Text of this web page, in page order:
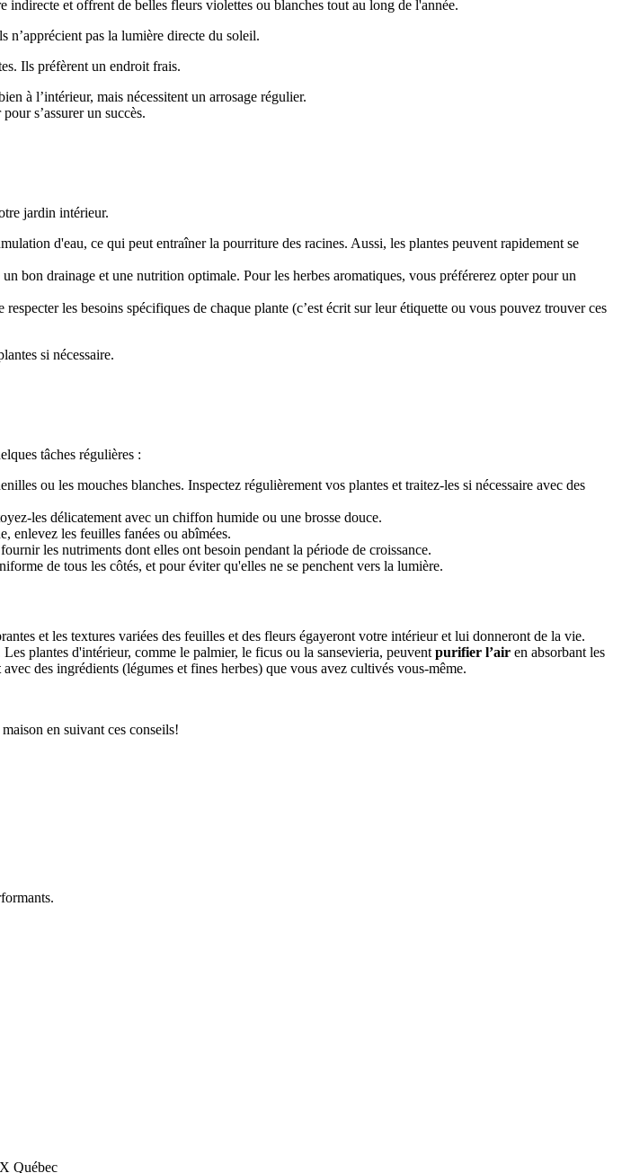
et offrent de belles fleurs violettes ou blanches tout au long de l'année.
n’apprécient pas la lumière directe du soleil.
Ils préfèrent un endroit frais.
à l’intérieur, mais nécessitent un arrosage régulier.
s’assurer un succès.
jardin intérieur.
d'eau, ce qui peut entraîner la pourriture des racines. Aussi, les plantes peuvent rapidement se
bon drainage et une nutrition optimale. Pour les herbes aromatiques, vous préférerez opter pour un
les besoins spécifiques de chaque plante (c’est écrit sur leur étiquette ou vous pouvez trouver ces
si nécessaire.
tâches régulières :
ou les mouches blanches. Inspectez régulièrement vos plantes et traitez-les si nécessaire avec des
les délicatement avec un chiffon humide ou une brosse douce.
enlevez les feuilles fanées ou abîmées.
les nutriments dont elles ont besoin pendant la période de croissance.
de tous les côtés, et pour éviter qu'elles ne se penchent vers la lumière.
et les textures variées des feuilles et des fleurs égayeront votre intérieur et lui donneront de la vie.
Les plantes d'intérieur, comme le palmier, le ficus ou la sansevieria, peuvent purifier l’air en absorbant les
avec des ingrédients (légumes et fines herbes) que vous avez cultivés vous-même.
en suivant ces conseils!
Québec